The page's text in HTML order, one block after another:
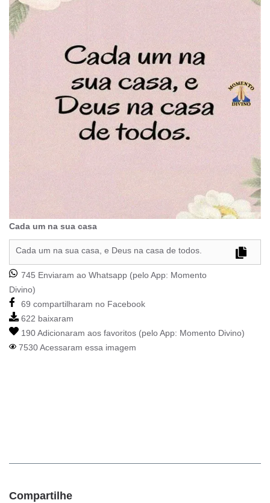
Cada um na sua casa
Cada um na sua casa, e Deus na casa de todos.
745 Enviaram ao Whatsapp (pelo App: Momento
Divino)
69 compartilharam no Facebook
622 baixaram
190 Adicionaram aos favoritos (pelo App: Momento Divino)
7530 Acessaram essa imagem
Compartilhe